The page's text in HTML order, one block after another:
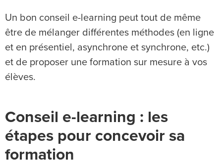
Un bon conseil e-learning peut tout de même
être de mélanger différentes méthodes (en ligne
et en présentiel, asynchrone et synchrone, etc.)
et de proposer une formation sur mesure à vos
élèves.
Conseil e-learning : les
étapes pour concevoir sa
formation